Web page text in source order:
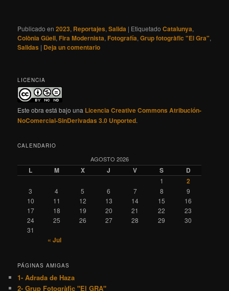
Publicado en 2023, Reportajes,Salida | Etiquetado Catalunya,
Colònia Güell, Fira Modernista, Fotografía,Grup fotogràfic "El Gra",
Salidas | Deja un comentario
LICENCIA
Este obra está bajo una Licencia Creative Commons Atribución-
NoComercial-SinDerivadas 3.0 Unported.
CALENDARIO
AGOSTO 2026
L M X J V S D
1 2
3 4 5 6 7 8
9
10
11 12 13 14 15
16
17
18 19 20 21 22
23
24
25 26 27 28 29
30
31
« Jul
PÁGINAS AMIGAS
1- Adrada de Haza
2- Grup Fotogràfic "El GRA"